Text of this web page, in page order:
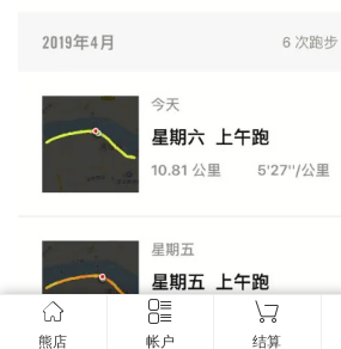
熊店 帐户 结算